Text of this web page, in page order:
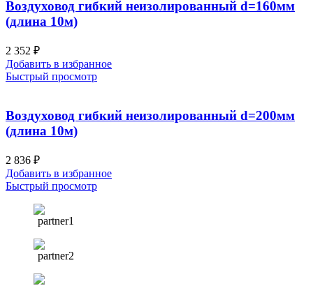
Воздуховод гибкий неизолированный d=160мм
(длина 10м)
2 352 ₽
Добавить в избранное
Быстрый просмотр
Воздуховод гибкий неизолированный d=200мм
(длина 10м)
2 836 ₽
Добавить в избранное
Быстрый просмотр